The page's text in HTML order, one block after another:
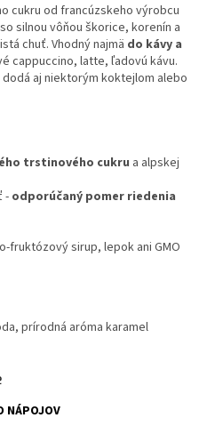
cukru od francúzskeho výrobcu
silnou vôňou škorice, korenín a
chuť. Vhodný najmä do kávy a
cappuccino, latte, ľadovú kávu.
aj niektorým koktejlom alebo
trstinového cukru a alpskej
- odporúčaný pomer riedenia
fruktózový sirup, lepok ani GMO
prírodná aróma karamel
NÁPOJOV